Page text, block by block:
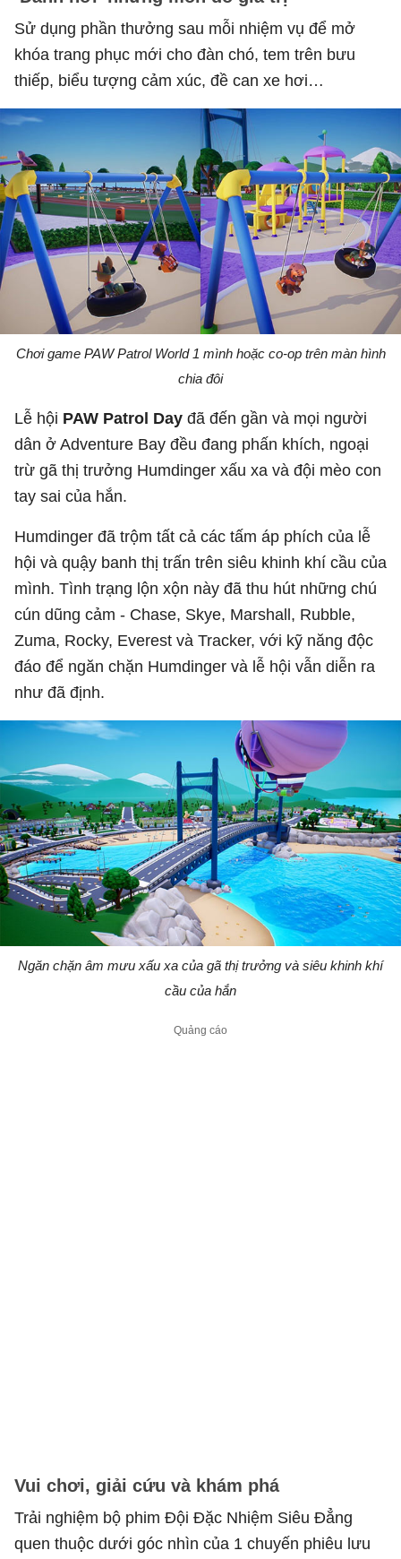
Sử dụng phần thưởng sau mỗi nhiệm vụ để mở
khóa trang phục mới cho đàn chó, tem trên bưu
thiếp, biểu tượng cảm xúc, đề can xe hơi…
Chơi game PAW Patrol World 1 mình hoặc co-op trên màn hình
chia đôi
Lễ hội PAW Patrol Day đã đến gần và mọi người
dân ở Adventure Bay đều đang phấn khích, ngoại
trừ gã thị trưởng Humdinger xấu xa và đội mèo con
tay sai của hắn.
Humdinger đã trộm tất cả các tấm áp phích của lễ
hội và quậy banh thị trấn trên siêu khinh khí cầu của
mình. Tình trạng lộn xộn này đã thu hút những chú
cún dũng cảm - Chase, Skye, Marshall, Rubble,
Zuma, Rocky, Everest và Tracker, với kỹ năng độc
đáo để ngăn chặn Humdinger và lễ hội vẫn diễn ra
như đã định.
Ngăn chặn âm mưu xấu xa của gã thị trưởng và siêu khinh khí
cầu của hắn
Vui chơi, giải cứu và khám phá
Trải nghiệm bộ phim Đội Đặc Nhiệm Siêu Đẳng
quen thuộc dưới góc nhìn của 1 chuyến phiêu lưu